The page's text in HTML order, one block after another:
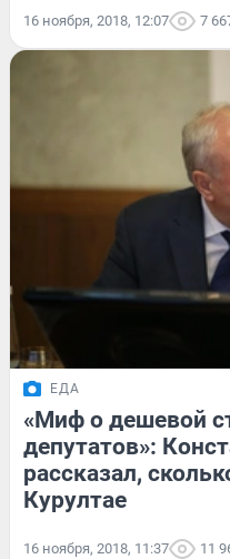
16 ноября, 2018, 12:07 7
ЕДА
«Миф о дешевой
депутатов»:
рассказал,
Курултае
16 ноября, 2018, 11:37 11